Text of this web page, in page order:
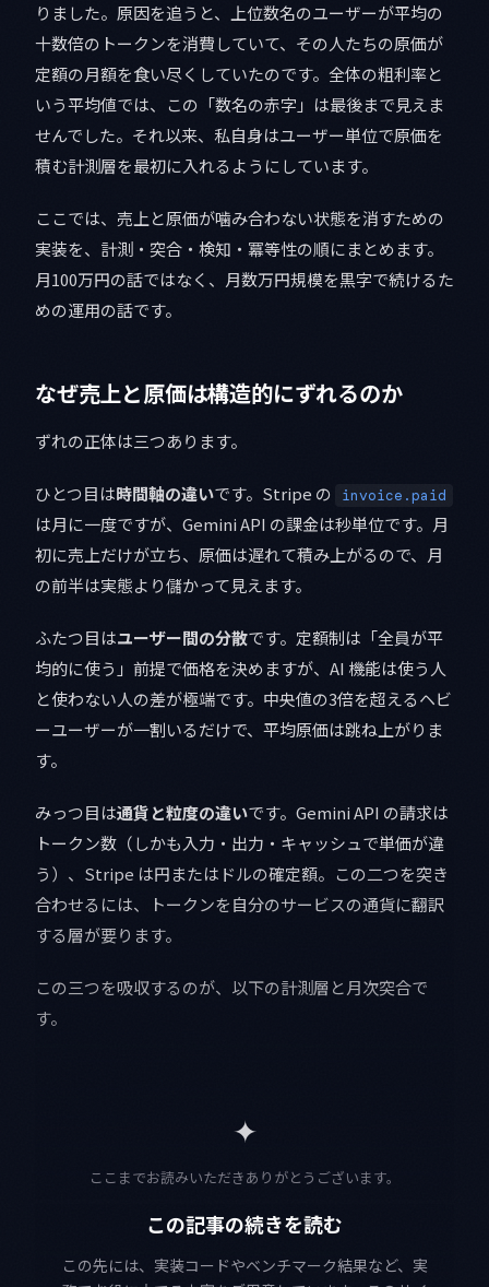
りました。原因を追うと、上位数名のユーザーが平均の
十数倍のトークンを消費していて、その人たちの原価が
定額の月額を食い尽くしていたのです。全体の粗利率と
いう平均値では、この「数名の赤字」は最後まで見えま
せんでした。それ以来、私自身はユーザー単位で原価を
積む計測層を最初に入れるようにしています。
ここでは、売上と原価が噛み合わない状態を消すための
実装を、計測・突合・検知・冪等性の順にまとめます。
月100万円の話ではなく、月数万円規模を黒字で続けるた
めの運用の話です。
なぜ売上と原価は構造的にずれるのか
ずれの正体は三つあります。
ひとつ目は時間軸の違いです。Stripe の invoice.paid
は月に一度ですが、Gemini API の課金は秒単位です。月
初に売上だけが立ち、原価は遅れて積み上がるので、月
の前半は実態より儲かって見えます。
ふたつ目はユーザー間の分散です。定額制は「全員が平
均的に使う」前提で価格を決めますが、AI 機能は使う人
と使わない人の差が極端です。中央値の3倍を超えるヘビ
ーユーザーが一割いるだけで、平均原価は跳ね上がりま
す。
みっつ目は通貨と粒度の違いです。Gemini API の請求は
トークン数（しかも入力・出力・キャッシュで単価が違
う）、Stripe は円またはドルの確定額。この二つを突き
合わせるには、トークンを自分のサービスの通貨に翻訳
する層が要ります。
この三つを吸収するのが、以下の計測層と月次突合で
す。
✦
ここまでお読みいただきありがとうございます。
この記事の続きを読む
この先には、実装コードやベンチマーク結果など、実